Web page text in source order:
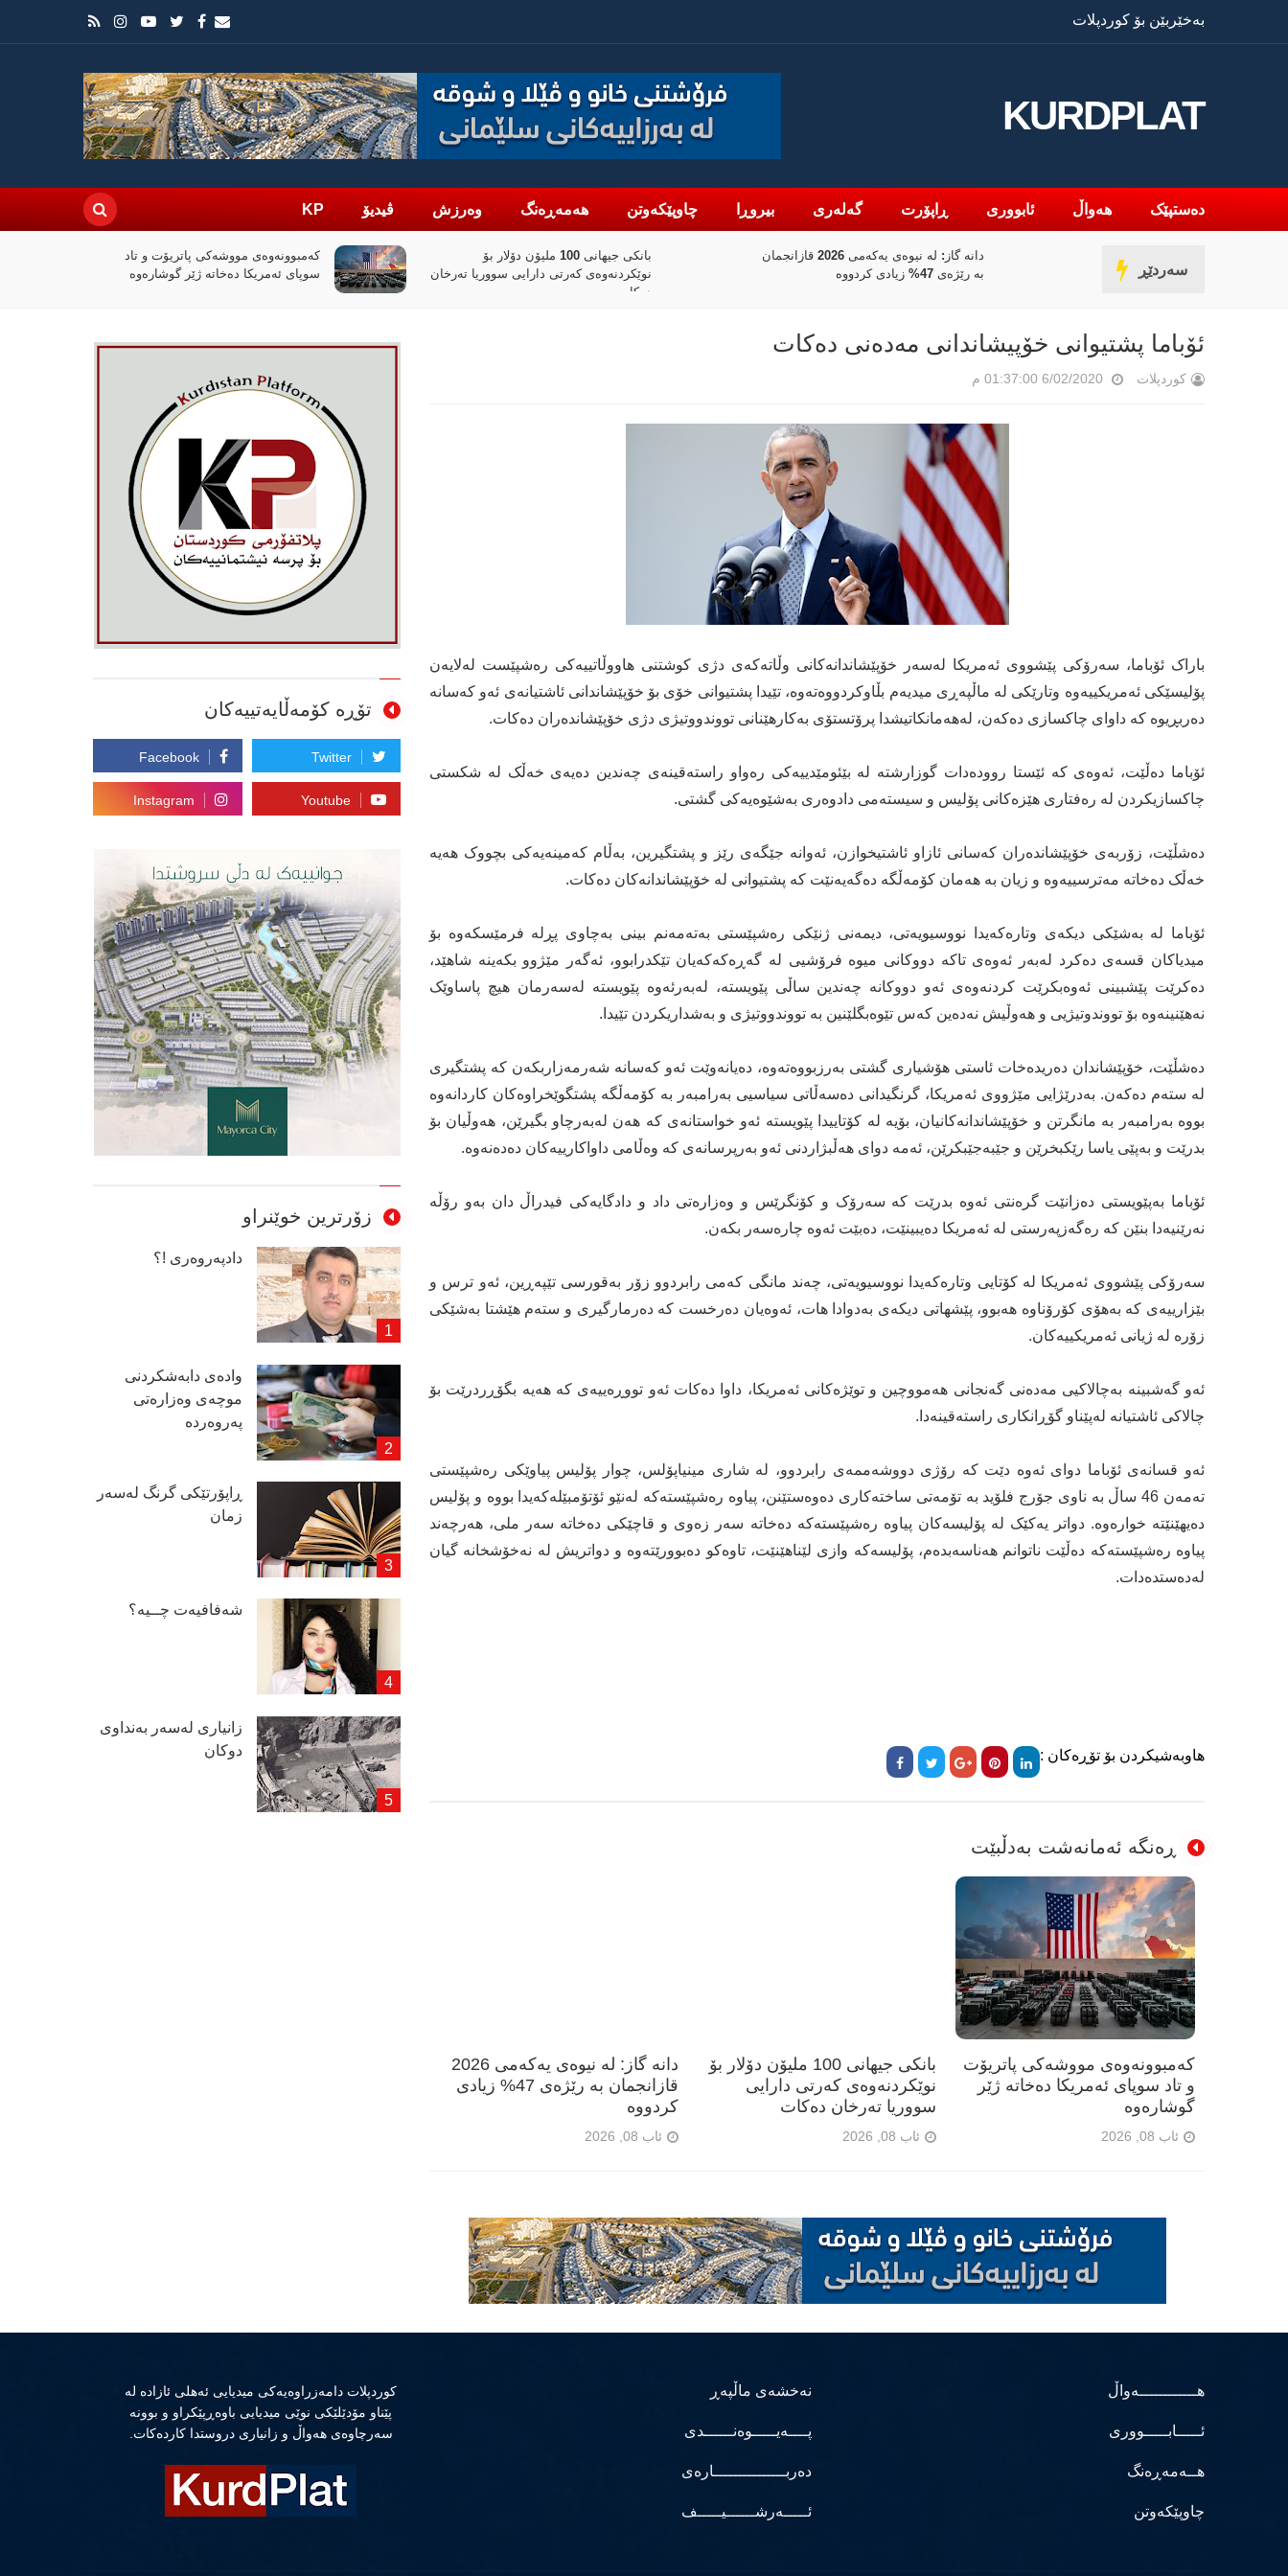
بەخێربێن بۆ کوردپلات
KURDPLAT
دەستپێک هەواڵ ئابووری ڕاپۆرت گەلەری بیروڕا چاوپێکەوتن هەمەڕەنگ وەرزش ڤیدیۆ KP
سەردێڕ
بانکی جیهانی 100 ملیۆن دۆلار بۆ
نوێکردنەوەی کەرتی دارایی سووریا تەرخان
کەمبوونەوەی مووشەکی پاتریۆت و تاد
سوپای ئەمریکا دەخاتە ژێر گوشارەوە
لە سویسرا 11 کورد بەهۆی گرژییەکانی
فێستیڤاڵێکی تورکییەوە سزادران
ئۆباما پشتیوانی خۆپیشاندانی مەدەنی دەكات
کوردپلات 6/02/2020 01:37:00 م
باراک ئۆباما، سەرۆکی پێشووی ئەمریکا لەسەر خۆپێشاندانەکانی وڵاتەکەی دژی کوشتنی هاووڵاتییەکی رەشپێست لەلایەن
پۆلیسێکی ئەمریکییەوە وتارێکی لە ماڵپەڕی میدیەم بڵاوکردووەتەوە، تێیدا پشتیوانی خۆی بۆ خۆپێشاندانی ئاشتیانەی ئەو کەسانە
دەربڕیوە کە داوای چاکسازی دەکەن، لەهەمانکاتیشدا پرۆتستۆی بەکارهێنانی تووندووتیژی دژی خۆپێشاندەران دەکات.
ئۆباما دەڵێت، ئەوەی کە ئێستا روودەدات گوزارشتە لە بێئومێدییەکی رەواو راستەقینەی چەندین دەیەی خەڵک لە شکستی
چاکسازیکردن لە رەفتاری هێزەکانی پۆلیس و سیستەمی دادوەری بەشێوەیەکی گشتی.
دەشڵێت، زۆربەی خۆپێشاندەران کەسانی ئازاو ئاشتیخوازن، ئەوانە جێگەی رێز و پشتگیرین، بەڵام کەمینەیەکی بچووک هەیە
خەڵک دەخاتە مەترسییەوە و زیان بە هەمان کۆمەڵگە دەگەیەنێت کە پشتیوانی لە خۆپێشاندانەکان دەکات.
ئۆباما لە بەشێکی دیکەی وتارەکەیدا نووسیویەتی، دیمەنی ژنێکی رەشپێستی بەتەمەنم بینی بەچاوی پڕلە فرمێسکەوە بۆ
میدیاکان قسەی دەکرد لەبەر ئەوەی تاکە دووکانی میوە فرۆشیی لە گەڕەکەکەیان تێکدرابوو، ئەگەر مێژوو بکەینە شاهێد،
دەکرێت پێشبینی ئەوەبکرێت کردنەوەی ئەو دووکانە چەندین ساڵی پێویستە، لەبەرئەوە پێویستە لەسەرمان هیچ پاساوێک
نەهێنینەوە بۆ تووندوتیژیی و هەوڵیش نەدەین کەس تێوەبگلێنین بە تووندووتیژی و بەشداریکردن تێیدا.
دەشڵێت، خۆپێشاندان دەریدەخات ئاستی هۆشیاری گشتی بەرزبووەتەوە، دەیانەوێت ئەو کەسانە شەرمەزاربکەن کە پشتگیری
لە ستەم دەکەن. بەدرێژایی مێژووی ئەمریکا، گرنگیدانی دەسەڵاتی سیاسیی بەرامبەر بە کۆمەڵگە پشتگوێخراوەکان کاردانەوە
بووە بەرامبەر بە مانگرتن و خۆپێشاندانەکانیان، بۆیە لە کۆتاییدا پێویستە ئەو خواستانەی کە هەن لەبەرچاو بگیرێن، هەوڵیان بۆ
بدرێت و بەپێی یاسا رێکبخرێن و جێبەجێبکرێن، ئەمە دوای هەڵبژاردنی ئەو بەرپرسانەی کە وەڵامی داواکارییەکان دەدەنەوە.
ئۆباما بەپێویستی دەزانێت گرەنتی ئەوە بدرێت کە سەرۆک و کۆنگرێس و وەزارەتی داد و دادگایەکی فیدراڵ دان بەو رۆڵە
نەرێنیەدا بنێن کە رەگەزپەرستی لە ئەمریکا دەیبینێت، دەبێت ئەوە چارەسەر بکەن.
سەرۆکی پێشووی ئەمریکا لە کۆتایی وتارەکەیدا نووسیویەتی، چەند مانگی کەمی رابردوو زۆر بەقورسی تێپەڕین، ئەو ترس و
بێزارییەی کە بەهۆی کۆرۆناوە هەبوو، پێشهاتی دیکەی بەدوادا هات، ئەوەیان دەرخست کە دەرمارگیری و ستەم هێشتا بەشێکی
زۆرە لە ژیانی ئەمریکییەکان.
ئەو گەشبینە بەچالاکیی مەدەنی گەنجانی هەمووچین و توێژەکانی ئەمریکا، داوا دەکات ئەو تووڕەییەی کە هەیە بگۆڕردرێت بۆ
چالاکی ئاشتیانە لەپێناو گۆڕانکاری راستەقینەدا.
ئەو قسانەی ئۆباما دوای ئەوە دێت کە رۆژی دووشەممەی رابردوو، لە شاری مینیاپۆلس، چوار پۆلیس پیاوێکی رەشپێستی
تەمەن 46 ساڵ بە ناوی جۆرج فلۆید بە تۆمەتی ساختەکاری دەوەستێنن، پیاوە رەشپێستەکە لەنێو ئۆتۆمبێلەکەیدا بووە و پۆلیس
دەیهێنێتە خوارەوە. دواتر یەکێک لە پۆلیسەکان پیاوە رەشپێستەکە دەخاتە سەر زەوی و قاچێکی دەخاتە سەر ملی، هەرچەند
پیاوە رەشپێستەکە دەڵێت ناتوانم هەناسەبدەم، پۆلیسەکە وازی لێناهێنێت، تاوەکو دەبوورێتەوە و دواتریش لە نەخۆشخانە گیان
لەدەستدەدات.
هاوبەشیکردن بۆ تۆڕەکان :
ڕەنگە ئەمانەشت بەدڵبێت
دانە گاز: لە نیوەی یەکەمی 2026
قازانجمان بە رێژەی 47% زیادی
کردووە
ئاب 08, 2026
بانکی جیهانی 100 ملیۆن دۆلار بۆ
نوێکردنەوەی کەرتی دارایی
سووریا تەرخان دەکات
ئاب 08, 2026
کەمبوونەوەی مووشەکی پاتریۆت
و تاد سوپای ئەمریکا دەخاتە ژێر
گوشارەوە
ئاب 08, 2026
تۆڕە کۆمەڵایەتییەکان
زۆرترین خوێنراو
دادپەروەری !؟
وادەی دابەشكردنی
موچەی وەزارەتی
پەروەردە
ڕاپۆرتێكی گرنگ لەسەر
زمان
شەفافیەت چــیە؟
زانیاری لەسەر بەنداوی
دوكان
هــــــــــــەواڵ
ئـــــابـــــووری
هــەمەڕەنگ
چاوپێکەوتن
نەخشەی ماڵپەڕ
پــــەیـــــوەنــــــدی
دەربـــــــــــــــارەی
ئـــــەرشــــــیـــــف
كوردپلات دامەزراوەیەكی میدیایی ئەهلی ئازادە لە
پێناو مۆدێلێكی نوێی میدیایی باوەڕپێكراو و بوونە
سەرچاوەی هەواڵ و زانیاری دروستدا كاردەكات.